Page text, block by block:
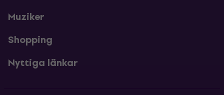
Muziker
Shopping
Nyttiga länkar